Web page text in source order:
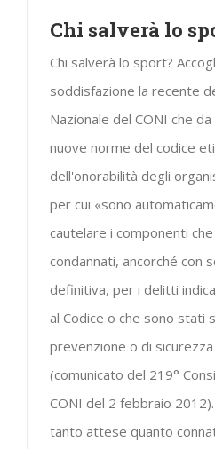
Chi salverà lo
Chi salverà lo sport?
soddisfazione la recente
Nazionale del CONI che
nuove norme del codice
dell'onorabilità degli
per cui «sono
cautelare i componenti
condannati, ancorché con
definitiva, per i delitti
al Codice o che sono stati
prevenzione o di
(comunicato del 219°
CONI del 2 febbraio
tanto attese quanto